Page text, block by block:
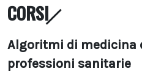
CORSI
Algoritmi di medicina
professioni sanitarie